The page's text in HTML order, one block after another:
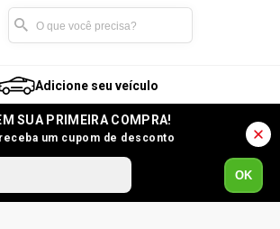
Adicione seu veículo
SUA PRIMEIRA COMPRA!
um cupom de desconto
OK